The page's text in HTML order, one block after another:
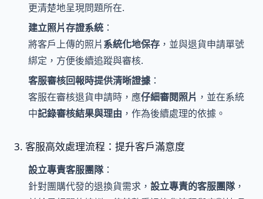
更清楚地呈現問題所在.
建立照片存證系統 ：
將客戶上傳的照片系統化地保存 ，並與退貨申請單號
綁定，方便後續追蹤與審核.
客服審核回報時提供清晰證據 ：
客服在審核退貨申請時，應仔細審閱照片 ，並在系統
中記錄審核結果與理由 ，作為後續處理的依據。
3. 客服高效處理流程：提升客戶滿意度
設立專責客服團隊：
針對團購代發的退換貨需求， 設立專責的客服團隊，